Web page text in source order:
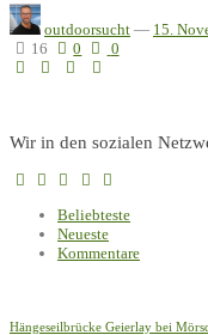
outdoorsucht — 15.
16
0 0
Wir in den sozialen
Beliebteste
Neueste
Kommentare
Hängeseilbrücke Geierlay bei